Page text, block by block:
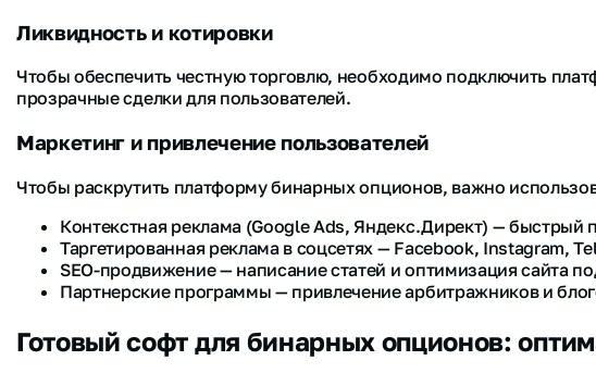
Ликвидность и котировки
Чтобы обеспечить честную торговлю, необходимо подключить
прозрачные сделки для пользователей.
Маркетинг и привлечение пользователей
Чтобы раскрутить платформу бинарных опционов, важно
Контекстная реклама (Google Ads, Яндекс.Директ) — быстрый
Таргетированная реклама в соцсетях — Facebook, Instagram,
SEO-продвижение — написание статей и оптимизация сайта
Партнерские программы — привлечение арбитражников и
Готовый софт для бинарных опционов: